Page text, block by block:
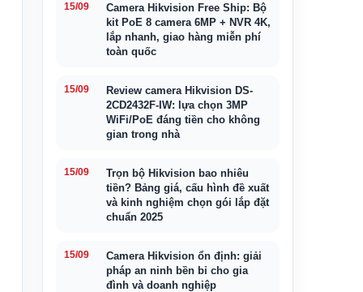
15/09
Camera Hikvision Free Ship: Bộ
kit PoE 8 camera 6MP + NVR 4K,
lắp nhanh, giao hàng miễn phí
toàn quốc
15/09
Review camera Hikvision DS-
2CD2432F-IW: lựa chọn 3MP
WiFi/PoE đáng tiền cho không
gian trong nhà
15/09
Trọn bộ Hikvision bao nhiêu
tiền? Bảng giá, cấu hình đề xuất
và kinh nghiệm chọn gói lắp đặt
chuẩn 2025
15/09
Camera Hikvision ổn định: giải
pháp an ninh bền bỉ cho gia
đình và doanh nghiệp